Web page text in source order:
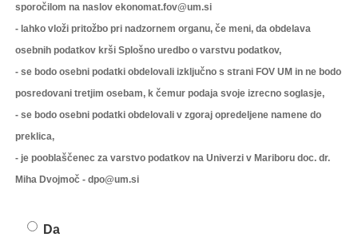
sporočilom na naslov ekonomat.fov@um.si
- lahko vloži pritožbo pri nadzornem organu, če meni, da obdelava
osebnih podatkov krši Splošno uredbo o varstvu podatkov,
- se bodo osebni podatki obdelovali izključno s strani FOV UM in ne bodo
posredovani tretjim osebam, k čemur podaja svoje izrecno soglasje,
- se bodo osebni podatki obdelovali v zgoraj opredeljene namene do
preklica,
- je pooblaščenec za varstvo podatkov na Univerzi v Mariboru doc. dr.
Miha Dvojmoč - dpo@um.si
Da